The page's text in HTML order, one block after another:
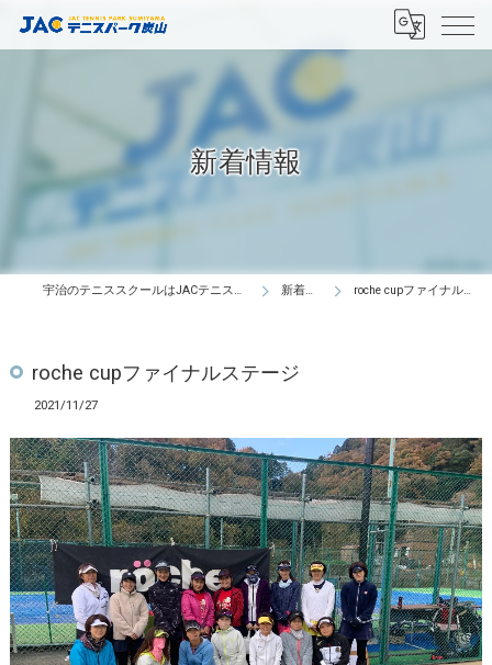
新着情報
宇治のテニススクールはJACテニスパーク炭山 新着情報 roche cupファイナルステージ
roche cupファイナルステージ
2021/11/27